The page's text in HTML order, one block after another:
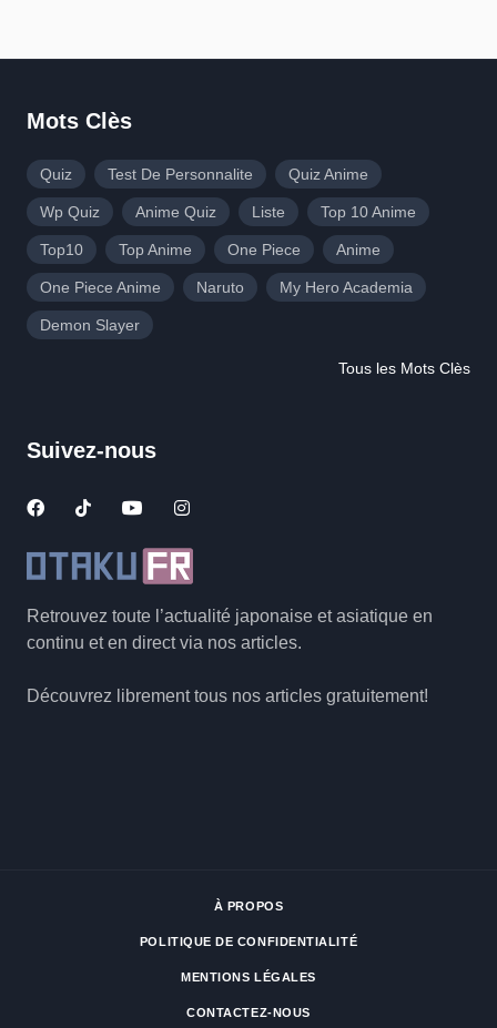
Retrouvez toute l’actualité japonaise et asiatique en
continu et en direct via nos articles.
Découvrez librement tous nos articles gratuitement!
Mots Clès
Quiz Test De Personnalite Quiz Anime
Wp Quiz Anime Quiz Liste Top 10 Anime
Top10 Top Anime One Piece Anime
One Piece Anime Naruto My Hero Academia
Demon Slayer
Tous les Mots Clès
Suivez-nous
À PROPOS
POLITIQUE DE CONFIDENTIALITÉ
MENTIONS LÉGALES
CONTACTEZ-NOUS